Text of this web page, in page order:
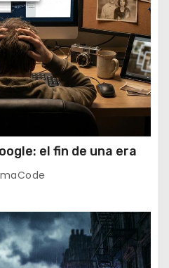
el fin de una era